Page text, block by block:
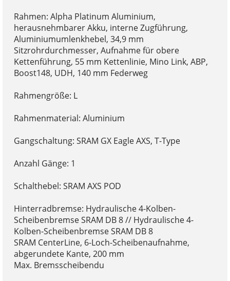
Rahmen: Alpha Platinum Aluminium,
herausnehmbarer Akku, interne Zugführung,
Aluminiumumlenkhebel, 34,9 mm
Sitzrohrdurchmesser, Aufnahme für obere
Kettenführung, 55 mm Kettenlinie, Mino Link, ABP,
Boost148, UDH, 140 mm Federweg
Rahmengröße: L
Rahmenmaterial: Aluminium
Gangschaltung: SRAM GX Eagle AXS, T-Type
Anzahl Gänge: 1
Schalthebel: SRAM AXS POD
Hinterradbremse: Hydraulische 4-Kolben-
Scheibenbremse SRAM DB 8 // Hydraulische 4-
Kolben-Scheibenbremse SRAM DB 8
SRAM CenterLine, 6-Loch-Scheibenaufnahme,
abgerundete Kante, 200 mm
Max. Bremsscheibendu